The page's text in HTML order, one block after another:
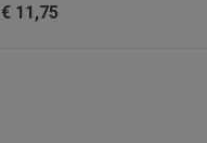
€ 11,75